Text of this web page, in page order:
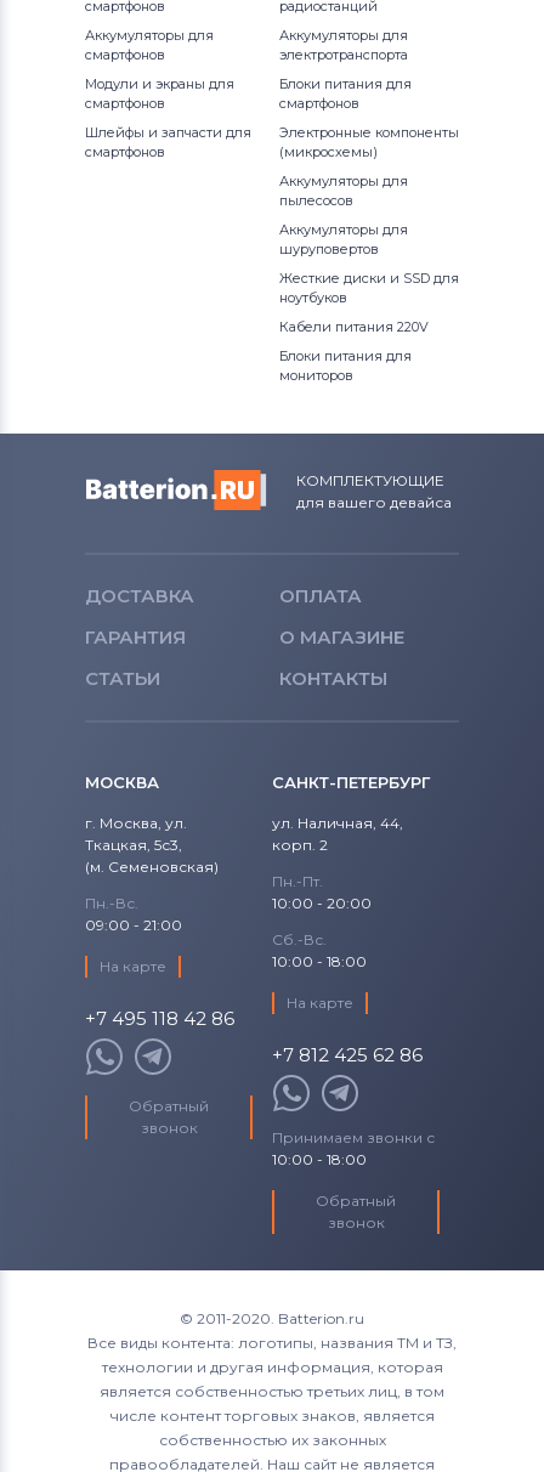
смартфонов
Аккумуляторы для
смартфонов
Модули и экраны для
смартфонов
Шлейфы и запчасти для
смартфонов
радиостанций
Аккумуляторы для
электротранспорта
Блоки питания для
смартфонов
Электронные компоненты
(микросхемы)
Аккумуляторы для
пылесосов
Аккумуляторы для
шуруповертов
Жесткие диски и SSD для
ноутбуков
Кабели питания 220V
Блоки питания для
мониторов
КОМПЛЕКТУЮЩИЕ
для вашего девайса
ДОСТАВКА
ОПЛАТА
ГАРАНТИЯ
О МАГАЗИНЕ
СТАТЬИ
КОНТАКТЫ
МОСКВА
г. Москва, ул.
Ткацкая, 5с3,
(м. Семеновская)
Пн.-Вс.
09:00 - 21:00
На карте
+7 495 118 42 86
Обратный
звонок
САНКТ-ПЕТЕРБУРГ
ул. Наличная, 44,
корп. 2
Пн.-Пт.
10:00 - 20:00
Сб.-Вс.
10:00 - 18:00
На карте
+7 812 425 62 86
Принимаем звонки с
10:00 - 18:00
Обратный
звонок
© 2011-2020. Batterion.ru
Все виды контента: логотипы, названия ТМ и ТЗ,
технологии и другая информация, которая
является собственностью третьих лиц, в том
числе контент торговых знаков, является
собственностью их законных
правообладателей. Наш сайт не является